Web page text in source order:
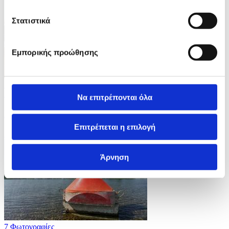
Στατιστικά
Εμπορικής προώθησης
Να επιτρέπονται όλα
Επιτρέπεται η επιλογή
Άρνηση
10 Φωτογραφίες
Η Ιαπωνία μία μέρα μετά το σεισμό
7 Φωτογραφίες